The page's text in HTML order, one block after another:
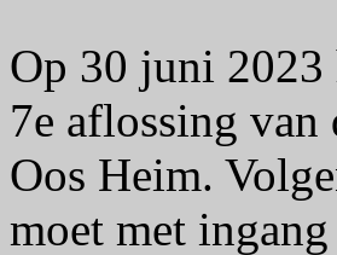
Op 30 juni 2023
7e aflossing van
Oos Heim.
moet met